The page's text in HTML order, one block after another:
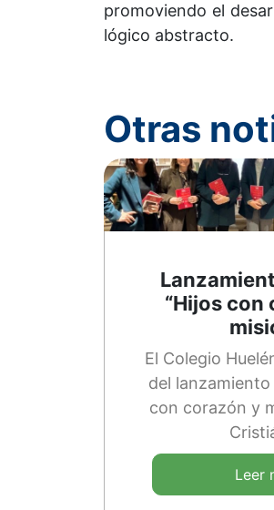
promoviendo el
lógico abstracto.
Otras
“Hijos con
El Colegio
del
con corazón y
Leer